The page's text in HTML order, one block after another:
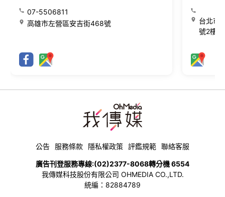
07-5506811
高雄市左營區安吉街468號
台北市
號2樓
公告 服務條款 隱私權政策 評鑑規範 聯絡客服
廣告刊登服務專線:(02)2377-8068轉分機 6554
我傳媒科技股份有限公司 OHMEDIA CO.,LTD.
統編：82884789